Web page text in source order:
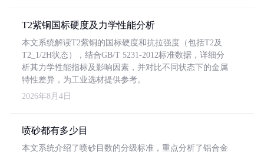
T2紫铜国标硬度及力学性能分析
本文系统解读T2紫铜的国标硬度和抗拉强度（包括T2及
T2_1/2H状态），结合GB/T 5231-2012标准数据，详细分
析其力学性能指标及影响因素，并对比不同状态下的金属
特性差异，为工业选材提供参考。
2026年8月4日
喷砂都有多少目
本文系统介绍了喷砂目数的分级标准，重点分析了铝合金